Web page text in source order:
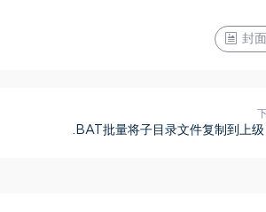
封
.BAT批量将子目录文件复制到上